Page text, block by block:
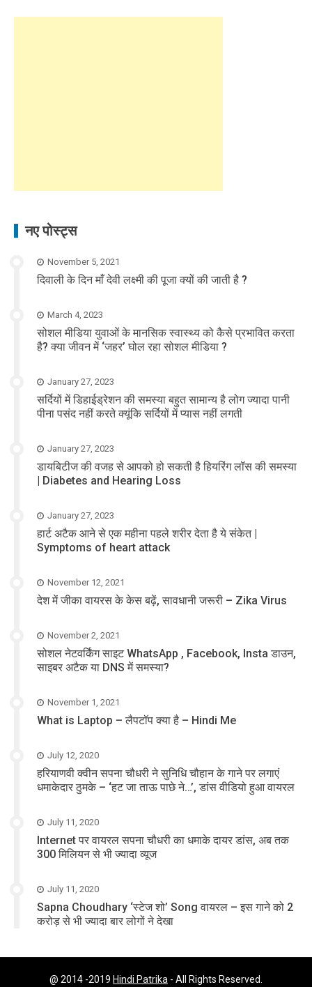
नए पोस्ट्स
November 5, 2021
दिवाली के दिन माँ देवी लक्ष्मी की पूजा क्यों की जाती है ?
March 4, 2023
सोशल मीडिया युवाओं के मानसिक स्वास्थ्य को कैसे प्रभावित करता
है? क्या जीवन में ‘जहर’ घोल रहा सोशल मीडिया ?
January 27, 2023
सर्दियों में डिहाईड्रेशन की समस्या बहुत सामान्य है लोग ज्यादा पानी
पीना पसंद नहीं करते क्यूंकि सर्दियों में प्यास नहीं लगती
January 27, 2023
डायबिटीज की वजह से आपको हो सकती है हियरिंग लॉस की समस्या
| Diabetes and Hearing Loss
January 27, 2023
हार्ट अटैक आने से एक महीना पहले शरीर देता है ये संकेत |
Symptoms of heart attack
November 12, 2021
देश में जीका वायरस के केस बढ़ें, सावधानी जरूरी – Zika Virus
November 2, 2021
सोशल नेटवर्किंग साइट WhatsApp , Facebook, Insta डाउन,
साइबर अटैक या DNS में समस्या?
November 1, 2021
What is Laptop – लैपटॉप क्या है – Hindi Me
July 12, 2020
हरियाणवी क्वीन सपना चौधरी ने सुनिधि चौहान के गाने पर लगाएं
धमाकेदार ठुमके – ‘हट जा ताऊ पाछे ने…’, डांस वीडियो हुआ वायरल
July 11, 2020
Internet पर वायरल सपना चौधरी का धमाके दायर डांस, अब तक
300 मिलियन से भी ज्यादा व्यूज
July 11, 2020
Sapna Choudhary ‘स्टेज शो’ Song वायरल – इस गाने को 2
करोड़ से भी ज्यादा बार लोगों ने देखा
@ 2014 -2019 Hindi Patrika - All Rights Reserved.